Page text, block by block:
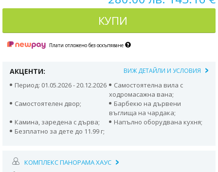
КУПИ
Плати отложено без оскъпяване
АКЦЕНТИ: ВИЖ ДЕТАЙЛИ И УСЛОВИЯ
Период: 01.05.2026 - 20.12.2026
Самостоятелна вила с
ходромасажна вана;
Самостоятелен двор;
Барбекю на дървени
въглища на чардака;
Камина, заредена с дърва;
Напълно оборудвана кухня;
Безплатно за дете до 11.99 г;
КОМПЛЕКС ПАНОРАМА ХАУС